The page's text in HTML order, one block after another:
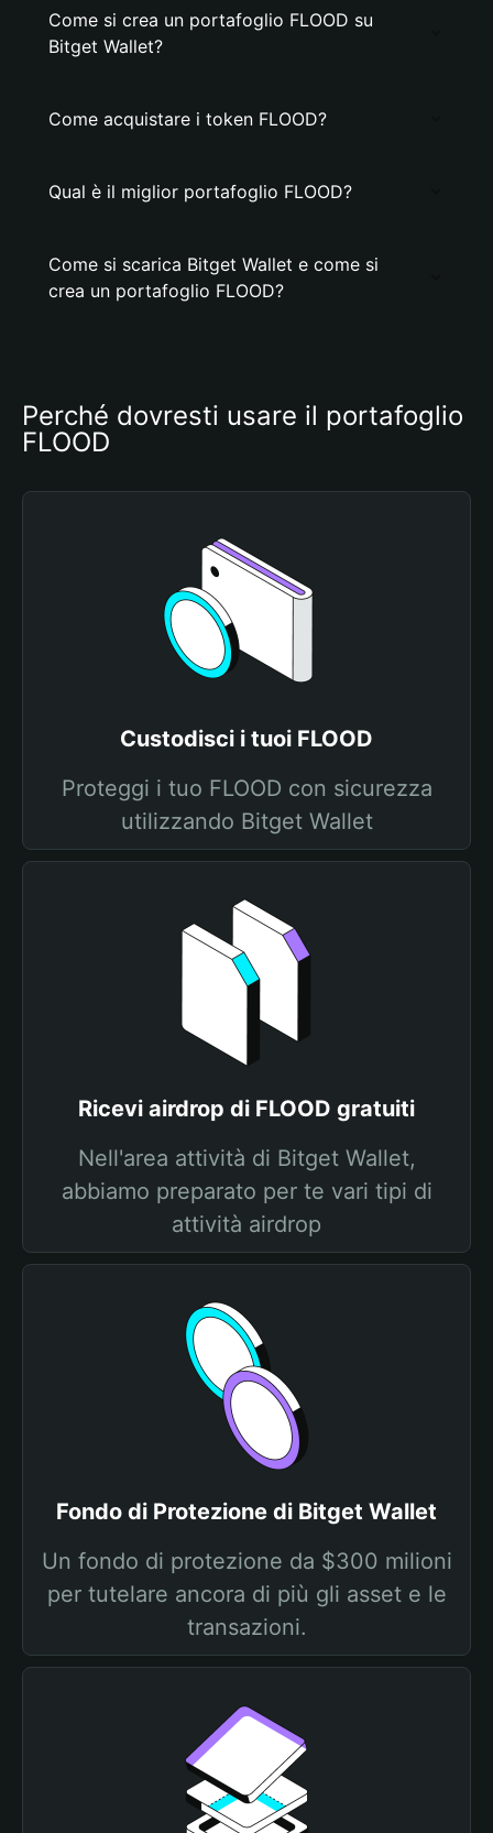
Come si crea un portafoglio FLOOD su
Bitget Wallet?
Come acquistare i token FLOOD?
Qual è il miglior portafoglio FLOOD?
Come si scarica Bitget Wallet e come si
crea un portafoglio FLOOD?
Perché dovresti usare il portafoglio
FLOOD
Custodisci i tuoi FLOOD
Proteggi i tuo FLOOD con sicurezza
utilizzando Bitget Wallet
Ricevi airdrop di FLOOD gratuiti
Nell'area attività di Bitget Wallet,
abbiamo preparato per te vari tipi di
attività airdrop
Fondo di Protezione di Bitget Wallet
Un fondo di protezione da $300 milioni
per tutelare ancora di più gli asset e le
transazioni.